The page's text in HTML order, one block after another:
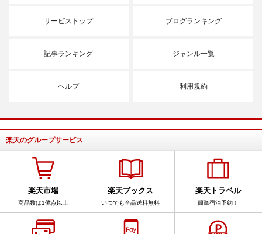
サービストップ ブログランキング
記事ランキング ジャンル一覧
ヘルプ 利用規約
楽天のグループサービス
楽天市場
商品数は1億点以上
楽天ブックス
いつでも全品送料無料
楽天トラベル
簡単宿泊予約！